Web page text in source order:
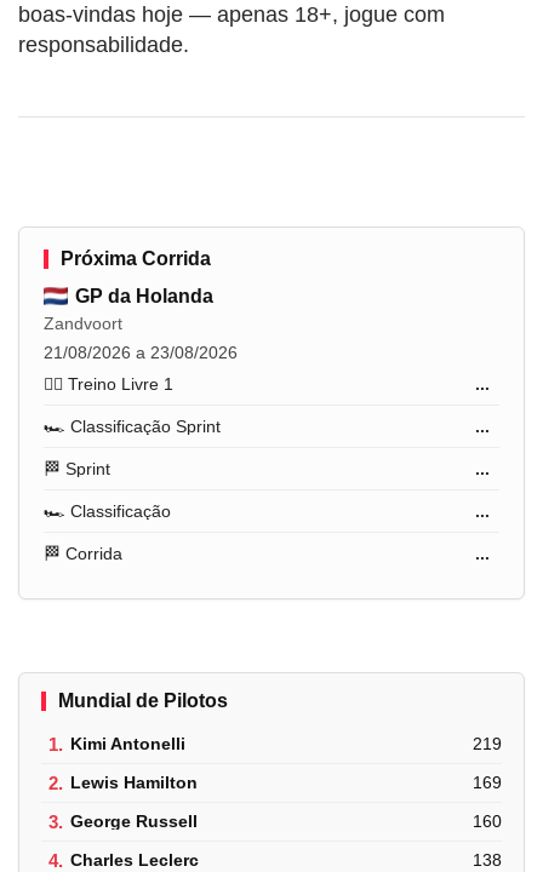
boas-vindas hoje — apenas 18+, jogue com
responsabilidade.
Próxima Corrida
GP da Holanda
Zandvoort
21/08/2026 a 23/08/2026
🏋️‍♂️ Treino Livre 1
...
🏎️ Classificação Sprint ...
🏁 Sprint ...
🏎️ Classificação ...
🏁 Corrida ...
Mundial de Pilotos
1. Kimi Antonelli 219
2. Lewis Hamilton 169
3. George Russell 160
4. Charles Leclerc 138